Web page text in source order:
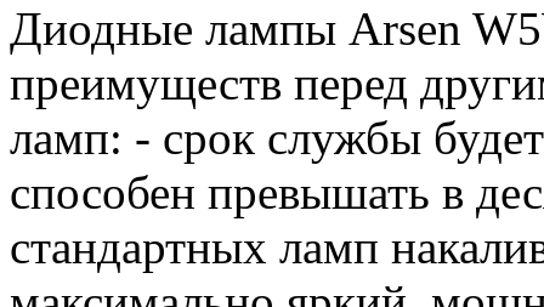
Диодные лампы Arsen
преимуществ перед
ламп: - срок службы
способен превышать в
стандартных ламп